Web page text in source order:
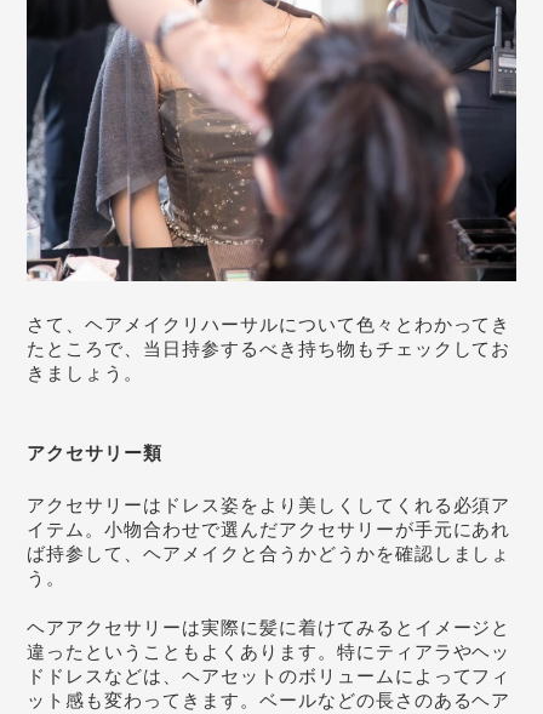
さて、ヘアメイクリハーサルについて色々とわかってき
たところで、当日持参するべき持ち物もチェックしてお
きましょう。
アクセサリー類
アクセサリーはドレス姿をより美しくしてくれる必須ア
イテム。小物合わせで選んだアクセサリーが手元にあれ
ば持参して、ヘアメイクと合うかどうかを確認しましょ
う。
ヘアアクセサリーは実際に髪に着けてみるとイメージと
違ったということもよくあります。特にティアラやヘッ
ドドレスなどは、ヘアセットのボリュームによってフィ
ット感も変わってきます。ベールなどの長さのあるヘア